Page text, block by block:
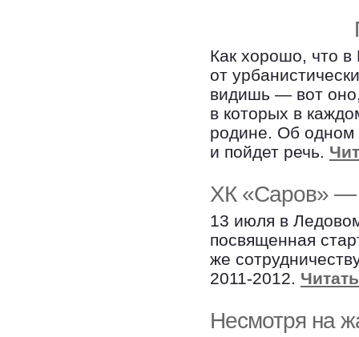
Как хорошо, что
от
видишь — вот
в которых в
родине. Об одном
и пойдет речь.
ХК «Саров» —
13 июля в
посвященная
же
2011-2012.
Несмотря на